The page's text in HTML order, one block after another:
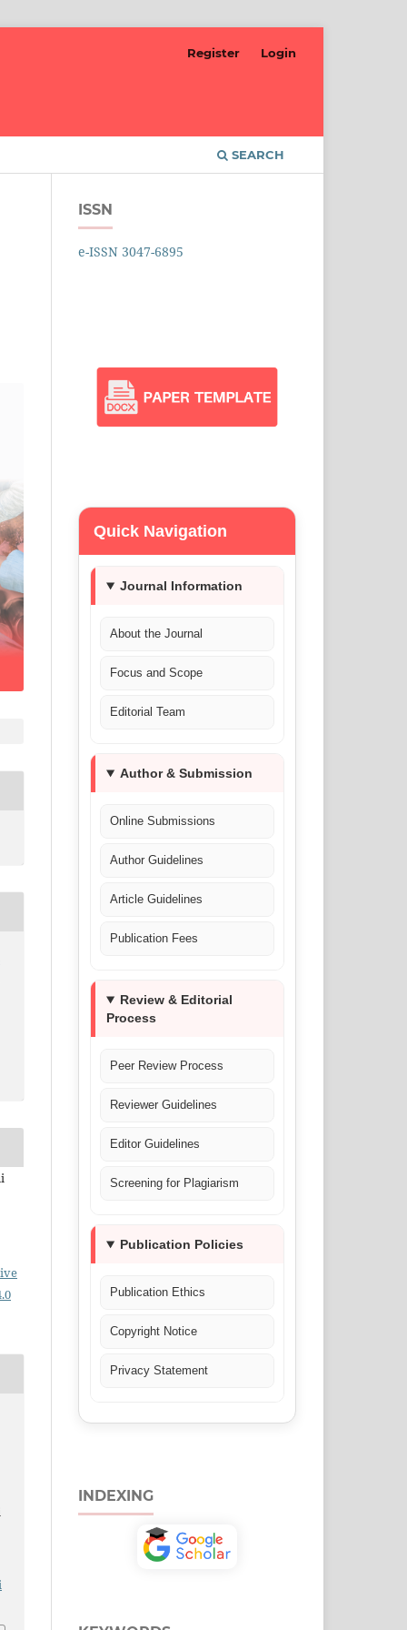
SEARCH
Register Login
ISSN
e-ISSN 3047-6895
Quick Navigation
Journal Information
About the Journal
Focus and Scope
Editorial Team
Author & Submission
Online Submissions
Author Guidelines
Article Guidelines
Publication Fees
Review & Editorial
Process
Peer Review Process
Reviewer Guidelines
Editor Guidelines
Screening for Plagiarism
Publication Policies
Publication Ethics
Copyright Notice
Privacy Statement
INDEXING